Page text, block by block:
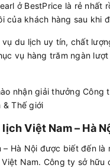
ở BestPrice là rẻ
của khách hàng sau khi
du lịch uy tín, chất
vụ hàng trăm ngàn
Việt Nam – Hà
Hà Nội được biết đến
Nam. Công ty sở